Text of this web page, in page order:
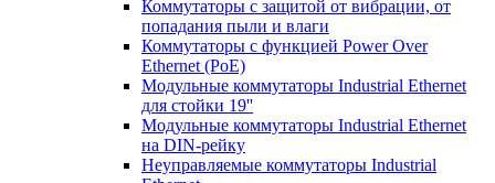
Коммутаторы с защитой от вибрации, от
попадания пыли и влаги
Коммутаторы с функцией Power Over
Ethernet (PoE)
Модульные коммутаторы Industrial Ethernet
для стойки 19''
Модульные коммутаторы Industrial Ethernet
на DIN-рейку
Неуправляемые коммутаторы Industrial